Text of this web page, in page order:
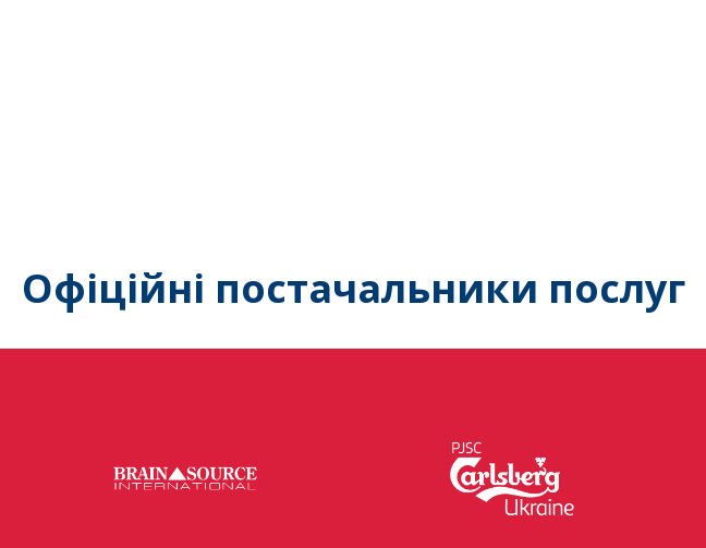
Офіційні постачальники послуг